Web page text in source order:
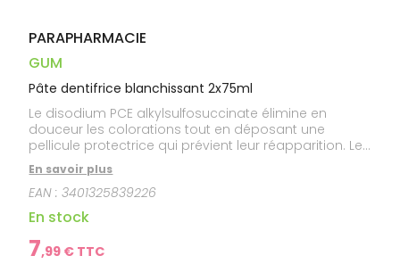
PARAPHARMACIE
GUM
Pâte dentifrice blanchissant 2x75ml
Le disodium PCE alkylsulfosuccinate élimine en
douceur les colorations tout en déposant une
pellicule protectrice qui prévient leur réapparition. Le
fluorure de sodium reminéralise, renforce et protège
l'émail. La provitamine B5, la vitamine E et l'allantoïne
renforcent les gencives grâce à leurs propriétés
revitalisantes et anti-oxydantes pour les aider à
rester fermes et saines.
En savoir plus
EAN :3401325839226
En stock
7,99 € TTC